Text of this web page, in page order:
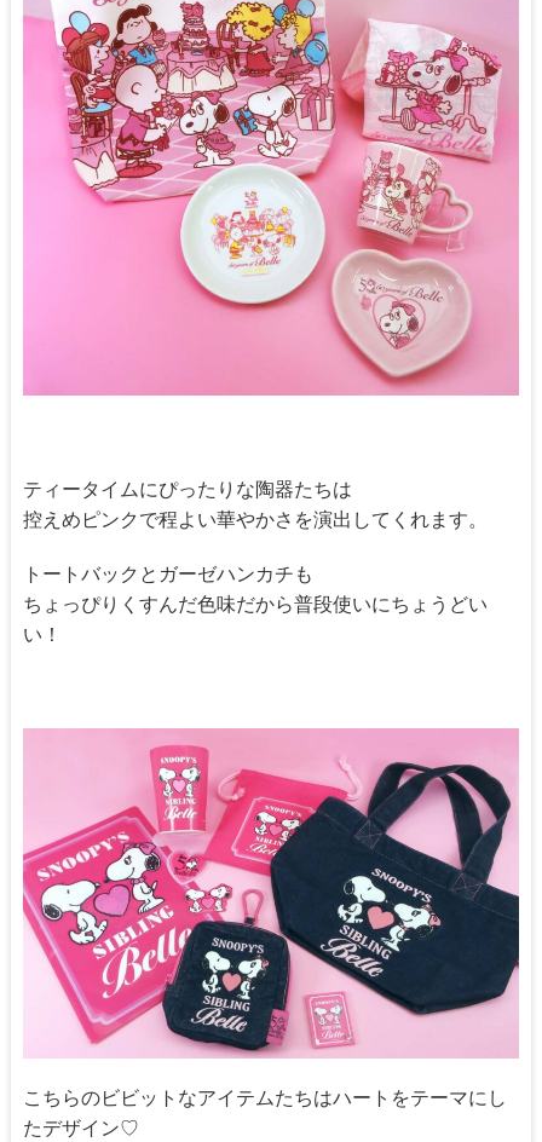
ティータイムにぴったりな陶器たちは
控えめピンクで程よい華やかさを演出してくれます。
トートバックとガーゼハンカチも
ちょっぴりくすんだ色味だから普段使いにちょうどい
い！
こちらのビビットなアイテムたちはハートをテーマにし
たデザイン♡